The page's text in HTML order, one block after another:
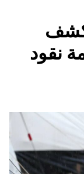
نقود